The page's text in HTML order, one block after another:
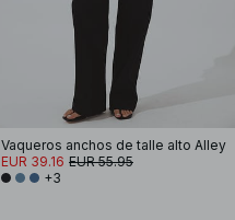
Vaqueros anchos de talle alto Alley
EUR 39.16 EUR 55.95
+3